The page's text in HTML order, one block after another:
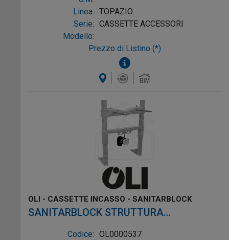
di ingegneri dedicati e dalle
collaborazioni con prestigiose università
e designer internazionali come Romano
Adolini, Souto de Moura, Alvaro Siza e
Alessio Pinto. OLI ha ottenuto importanti
certificazioni aziendali e di prodotto,
rispettando le più stringenti normative
internazionali, tra cui ISO 9001 e ISO
L'azienda è da sempre attenta
all'ambiente e alla sostenibilità,
ottenendo riconoscimenti per la
responsabilità sociale, il benessere
aziendale e gli impatti sociali e
ambientali positivi sul territorio.
Linea: TOPAZIO
Serie: CASSETTE ACCESSORI
Modello:
Prezzo di Listino (*)
OLI - CASSETTE INCASSO - SANITARBLOCK
SANITARBLOCK STRUTTURA
AUTOPORTANTE PER BIDET SOSPESI
Codice: OL0000537